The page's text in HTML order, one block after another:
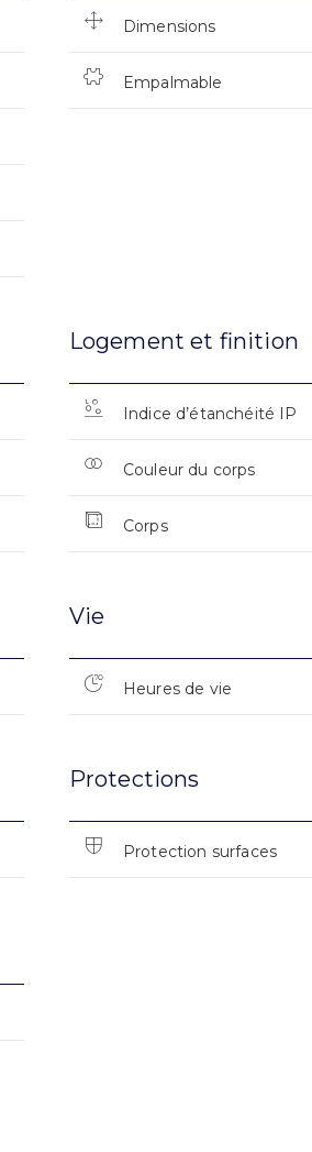
Dimensions
Empalmable
Logement et finition
Indice d’étanchéité IP
Couleur du corps
Corps
Vie
Heures de vie
Protections
Protection surfaces